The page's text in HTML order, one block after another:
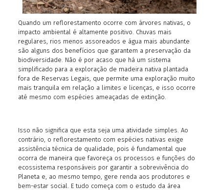
Quando um reflorestamento ocorre com árvores nativas, o
impacto ambiental é altamente positivo. Chuvas mais
regulares, rios menos assoreados e água mais abundante
são alguns dos benefícios que garantem a preservação da
biodiversidade. Não é por acaso que há um sistema
simplificado para a exploração de madeira nativa plantada
fora de Reservas Legais, que permite uma exploração muito
mais tranquila em relação a limites e licenças, e isso ocorre
até mesmo com espécies ameaçadas de extinção.
Isso não significa que esta seja uma atividade simples. Ao
contrário, o reflorestamento com espécies nativas exige
assistência técnica de qualidade, pois é fundamental que
ocorra de maneira que favoreça os processos e funções do
ecossistema responsáveis por garantir a sobrevivência do
Planeta e, ao mesmo tempo, gere renda aos produtores e
bem-estar social. E tudo começa com o estudo da área